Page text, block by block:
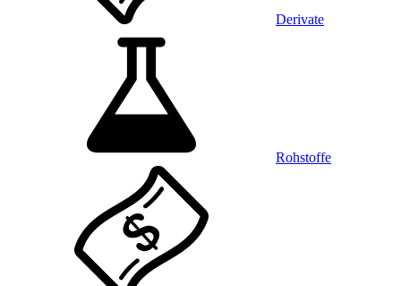
Derivate
Rohstoffe